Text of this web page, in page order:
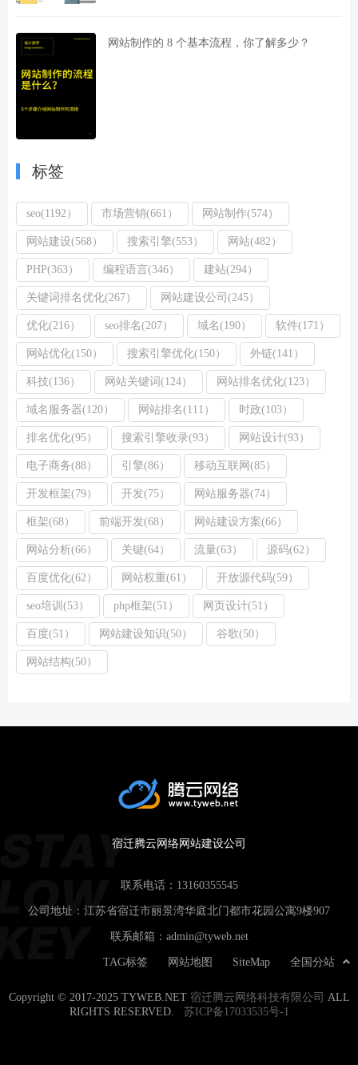
网站制作的 8 个基本流程，你了解多少？
标签
seo(1192） 市场营销(661） 网站制作(574）
网站建设(568） 搜索引擎(553） 网站(482）
PHP(363） 编程语言(346） 建站(294）
关键词排名优化(267） 网站建设公司(245）
优化(216） seo排名(207） 域名(190） 软件(171）
网站优化(150） 搜索引擎优化(150） 外链(141）
科技(136） 网站关键词(124） 网站排名优化(123）
域名服务器(120） 网站排名(111） 时政(103）
排名优化(95） 搜索引擎收录(93） 网站设计(93）
电子商务(88） 引擎(86） 移动互联网(85）
开发框架(79） 开发(75） 网站服务器(74）
框架(68） 前端开发(68） 网站建设方案(66）
网站分析(66） 关键(64） 流量(63） 源码(62）
百度优化(62） 网站权重(61） 开放源代码(59）
seo培训(53） php框架(51） 网页设计(51）
百度(51） 网站建设知识(50） 谷歌(50）
网站结构(50）
宿迁腾云网络网站建设公司
联系电话： 13160355545
公司地址：江苏省宿迁市丽景湾华庭北门都市花园公寓9楼907
联系邮箱： admin@tyweb.net
全国分站
SiteMap
网站地图
TAG标签
Copyright © 2017-2025 TYWEB.NET 宿迁腾云网络科技有限公司 ALL
RIGHTS RESERVED. 苏ICP备17033535号-1